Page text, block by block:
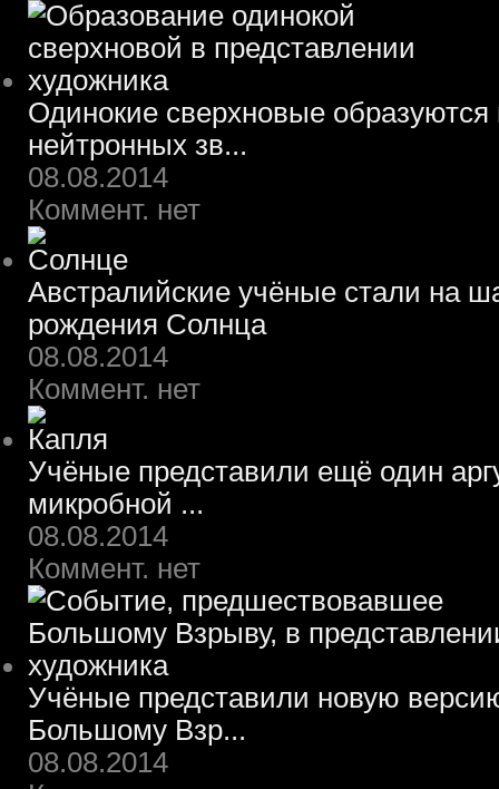
Одинокие сверхновые образуются
нейтронных зв...
08.08.2014
Коммент. нет
Австралийские учёные стали на
рождения Солнца
08.08.2014
Коммент. нет
Учёные представили ещё один
микробной ...
08.08.2014
Коммент. нет
Учёные представили новую
Большому Взр...
08.08.2014